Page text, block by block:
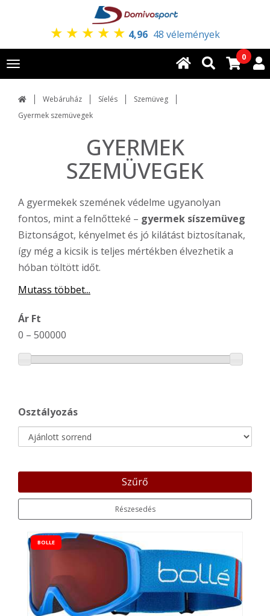
★ ★ ★ ★ ★ 4,96 48 vélemények
Toggle
navigation
0
Webáruház Síelés
Szemüveg
Gyermek szemüvegek
GYERMEK
SZEMÜVEGEK
A gyermekek szemének védelme ugyanolyan
fontos, mint a felnőtteké – gyermek síszemüveg
Biztonságot, kényelmet és jó kilátást biztosítanak,
így még a kicsik is teljes mértékben élvezhetik a
hóban töltött időt.
Mutass többet...
Ár Ft
0 – 500000
Osztályozás
Szűrő
Részesedés
BOLLE